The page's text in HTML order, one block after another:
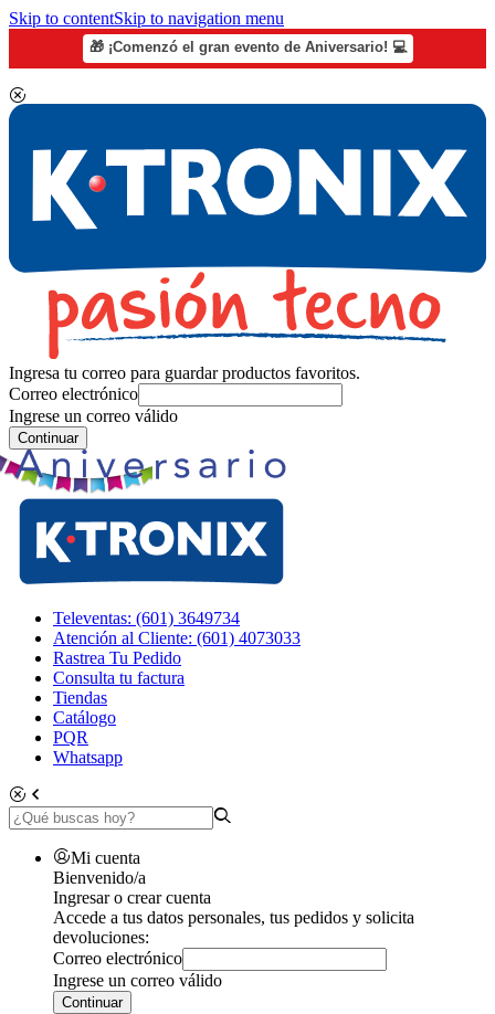
Skip to contentSkip to navigation menu
🎁 ¡Comenzó el gran evento de Aniversario! 💻
Ingresa tu correo para guardar productos favoritos.
Correo electrónico
Ingrese un correo válido
Continuar
Televentas: (601) 3649734
Atención al Cliente: (601) 4073033
Rastrea Tu Pedido
Consulta tu factura
Tiendas
Catálogo
PQR
Whatsapp
Mi cuenta
Bienvenido/a
Ingresar o crear cuenta
Accede a tus datos personales, tus pedidos y solicita
devoluciones:
Correo electrónico
Ingrese un correo válido
Continuar